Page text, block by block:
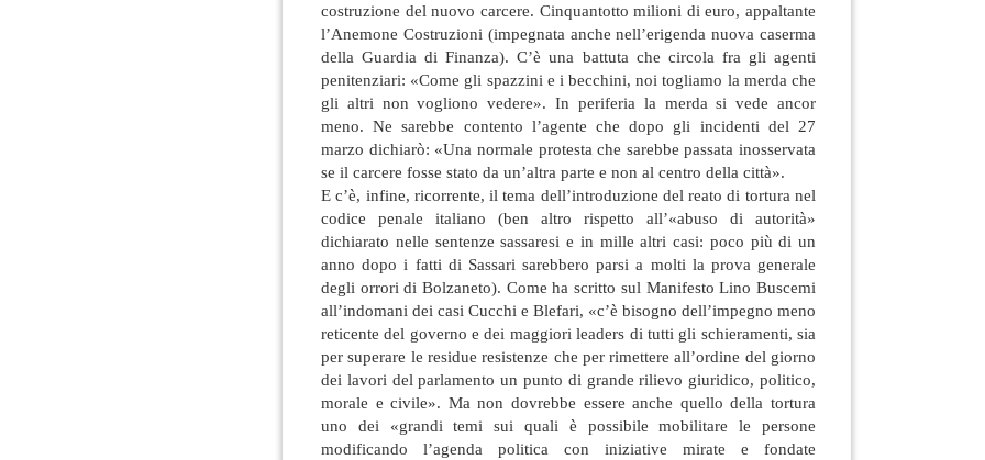
costruzione del nuovo carcere. Cinquantotto milioni di euro, appaltante
l’Anemone Costruzioni (impegnata anche nell’erigenda nuova caserma
della Guardia di Finanza). C’è una battuta che circola fra gli agenti
penitenziari: «Come gli spazzini e i becchini, noi togliamo la merda che
gli altri non vogliono vedere». In periferia la merda si vede ancor
meno. Ne sarebbe contento l’agente che dopo gli incidenti del 27
marzo dichiarò: «Una normale protesta che sarebbe passata inosservata
se il carcere fosse stato da un’altra parte e non al centro della città».
E c’è, infine, ricorrente, il tema dell’introduzione del reato di tortura nel
codice penale italiano (ben altro rispetto all’«abuso di autorità»
dichiarato nelle sentenze sassaresi e in mille altri casi: poco più di un
anno dopo i fatti di Sassari sarebbero parsi a molti la prova generale
degli orrori di Bolzaneto). Come ha scritto sul Manifesto Lino Buscemi
all’indomani dei casi Cucchi e Blefari, «c’è bisogno dell’impegno meno
reticente del governo e dei maggiori leaders di tutti gli schieramenti, sia
per superare le residue resistenze che per rimettere all’ordine del giorno
dei lavori del parlamento un punto di grande rilievo giuridico, politico,
morale e civile». Ma non dovrebbe essere anche quello della tortura
uno dei «grandi temi sui quali è possibile mobilitare le persone
modificando l’agenda politica con iniziative mirate e fondate